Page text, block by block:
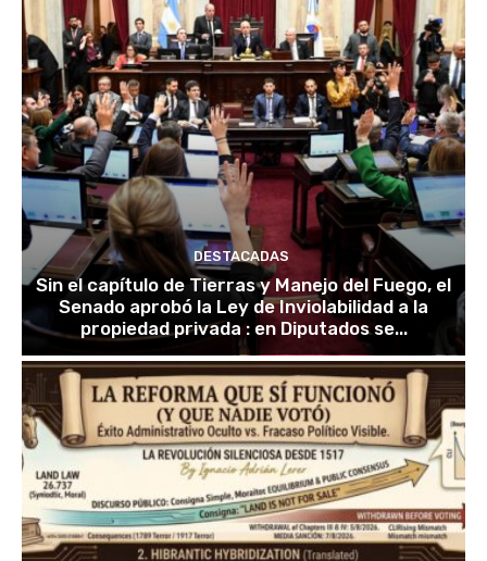
DESTACADAS
Sin el capítulo de Tierras y Manejo del Fuego, el
Senado aprobó la Ley de Inviolabilidad a la
propiedad privada : en Diputados se...